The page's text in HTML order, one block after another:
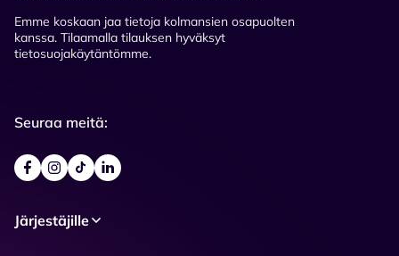
Emme koskaan jaa tietoja kolmansien osapuolten
kanssa. Tilaamalla tilauksen hyväksyt
tietosuojakäytäntömme.
Seuraa meitä:
Järjestäjille